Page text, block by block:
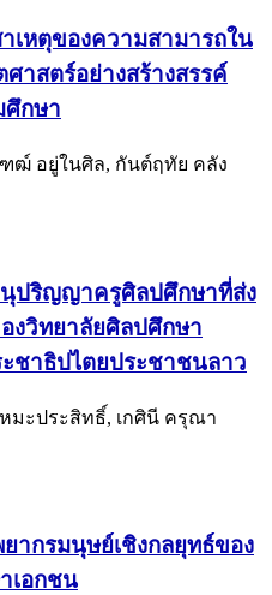
เหตุของความสามารถใน
าสตร์อย่างสร้างสรรค์
ศึกษา
ฒ์ อยู่ในศิล, กันต์ฤทัย คลัง
นุปริญญาครูศิลปศึกษาที่ส่ง
งวิทยาลัยศิลปศึกษา
ชาธิปไตยประชาชนลาว
มะประสิทธิ์, เกศินี ครุณา
ากรมนุษย์เชิงกลยุทธ์ของ
เอกชน